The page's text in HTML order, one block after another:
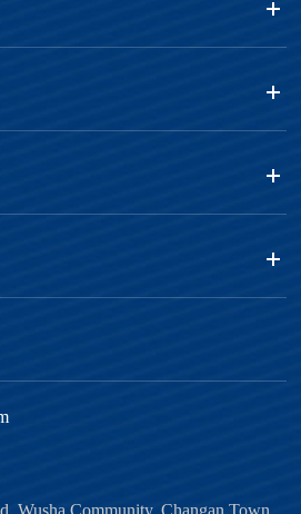
Wusha Community, Changan Town,